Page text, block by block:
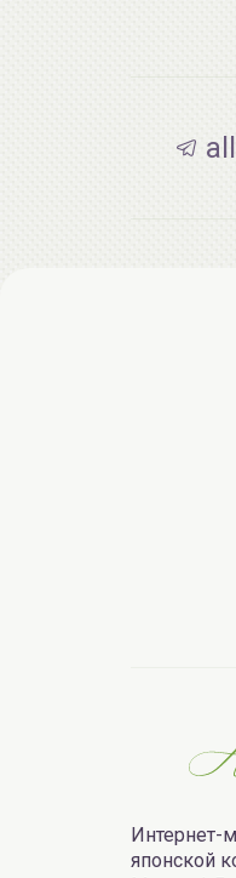
Интернет-
японской